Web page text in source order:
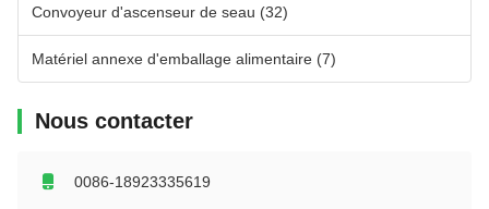
Convoyeur d'ascenseur de seau (32)
Matériel annexe d'emballage alimentaire (7)
Nous contacter
0086-18923335619